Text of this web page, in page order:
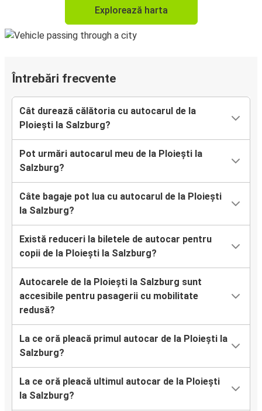
Explorează harta
Întrebări frecvente
Cât durează călătoria cu autocarul de la
Ploiești la Salzburg?
Pot urmări autocarul meu de la Ploiești la
Salzburg?
Câte bagaje pot lua cu autocarul de la Ploiești
la Salzburg?
Există reduceri la biletele de autocar pentru
copii de la Ploiești la Salzburg?
Autocarele de la Ploiești la Salzburg sunt
accesibile pentru pasagerii cu mobilitate
redusă?
La ce oră pleacă primul autocar de la Ploiești la
Salzburg?
La ce oră pleacă ultimul autocar de la Ploiești
la Salzburg?